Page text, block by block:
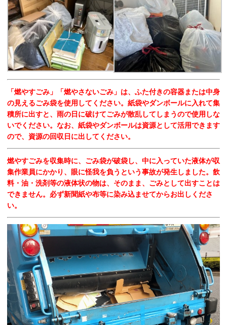
「燃やすごみ」「燃やさないごみ」は、ふた付きの容器または中身
の見えるごみ袋を使用してください。紙袋やダンボールに入れて集
積所に出すと、雨の日に破けてごみが散乱してしまうので使用しな
いでください。なお、紙袋やダンボールは資源として活用できます
ので、資源の回収日に出してください。
燃やすごみを収集時に、ごみ袋が破袋し、中に入っていた液体が収
集作業員にかかり、眼に怪我を負うという事故が発生しました。 飲
料・油・洗剤等の液体状の物は、そのまま、ごみとして出すことは
できません。必ず新聞紙や布等に染み込ませてからお出しくださ
い。